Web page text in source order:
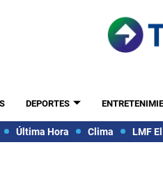
DEPORTES
Última Hora Clima LMF